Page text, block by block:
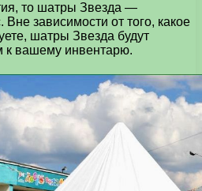
то шатры Звезда —
зависимости от того, какое
шатры Звезда будут
к вашему инвентарю.